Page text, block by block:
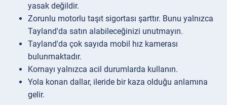
yasak değildir.
Zorunlu motorlu taşıt sigortası şarttır. Bunu yalnızca
Tayland'da satın alabileceğinizi unutmayın.
Tayland'da çok sayıda mobil hız kamerası
bulunmaktadır.
Kornayı yalnızca acil durumlarda kullanın.
Yola konan dallar, ileride bir kaza olduğu anlamına
gelir.